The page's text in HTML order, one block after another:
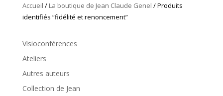
Accueil / La boutique de Jean Claude Genel / Produits
identifiés “fidélité et renoncement”
Visioconférences
Ateliers
Autres auteurs
Collection de Jean